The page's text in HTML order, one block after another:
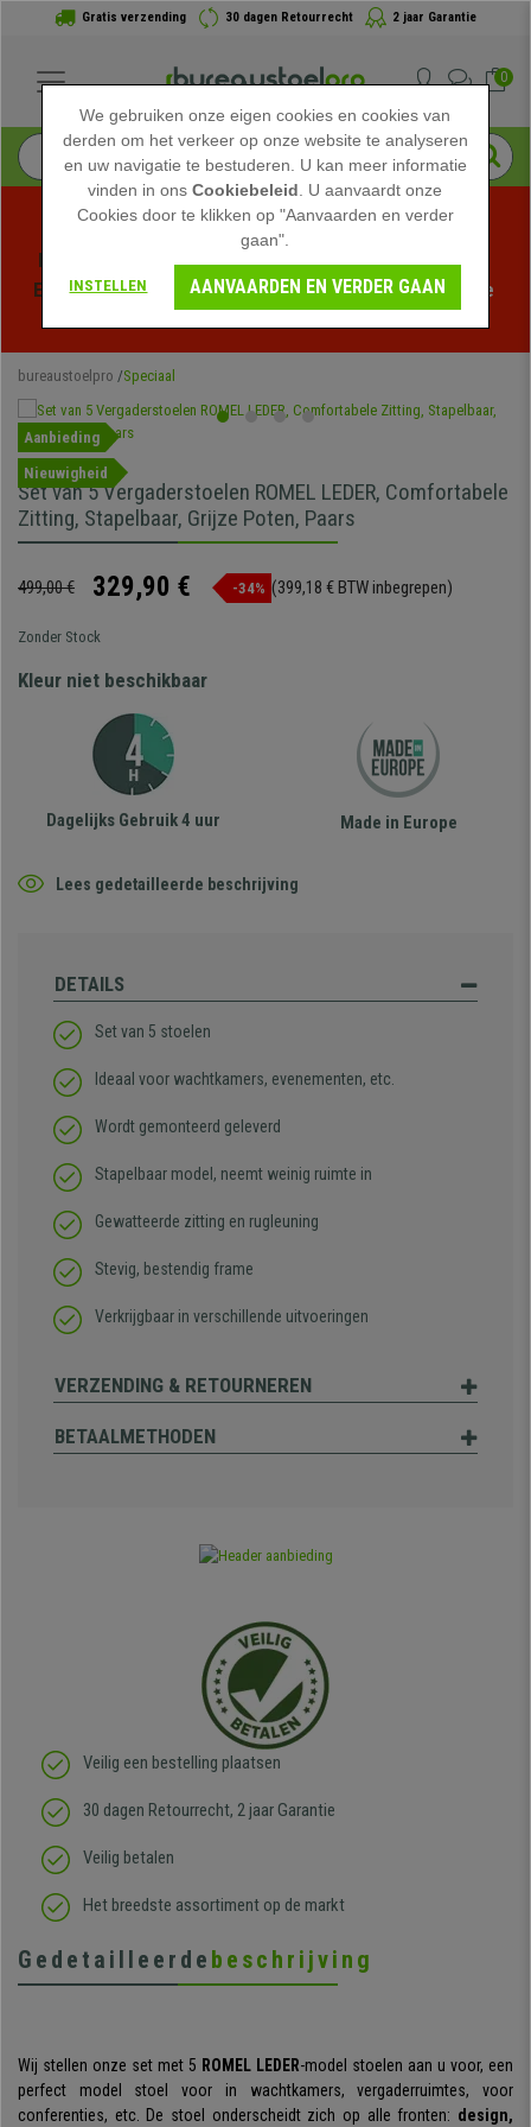
Gratis verzending 30 dagen Retourrecht 2 jaar Garantie
0
Profiteer van de Zomeruitverkoop bij bureaustoelpro!
Exclusieve kortingen voor een beperkte tijd - Bekijk de
bureaustoelpro Speciaal
Aanbieding
Nieuwigheid
Set van 5 Vergaderstoelen ROMEL LEDER, Comfortabele
Zitting, Stapelbaar, Grijze Poten, Paars
499,00 € 329,90 € -34% (399,18 € BTW inbegrepen)
Zonder Stock
Kleur niet beschikbaar
Dagelijks Gebruik 4 uur Made in Europe
Lees gedetailleerde beschrijving
DETAILS
Set van 5 stoelen
Ideaal voor wachtkamers, evenementen, etc.
Wordt gemonteerd geleverd
Stapelbaar model, neemt weinig ruimte in
Gewatteerde zitting en rugleuning
Stevig, bestendig frame
Verkrijgbaar in verschillende uitvoeringen
VERZENDING & RETOURNEREN
BETAALMETHODEN
Veilig een bestelling plaatsen
30 dagen Retourrecht, 2 jaar Garantie
Veilig betalen
Het breedste assortiment op de markt
Gedetailleerde beschrijving
Wij stellen onze set met 5 ROMEL LEDER-model stoelen aan u voor, een
perfect model stoel voor in wachtkamers, vergaderruimtes, voor
conferenties, etc. De stoel onderscheidt zich op alle fronten: design,
We gebruiken onze eigen cookies en cookies van
derden om het verkeer op onze website te analyseren
en uw navigatie te bestuderen. U kan meer informatie
vinden in onsCookiebeleid . U aanvaardt onze
Cookies door te klikken op "Aanvaarden en verder
gaan".
INSTELLEN AANVAARDEN EN VERDER GAAN